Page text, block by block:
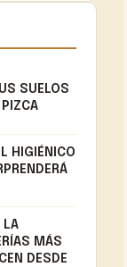
SUELOS
PIZCA
HIGIÉNICO
LA
MÁS
DESDE